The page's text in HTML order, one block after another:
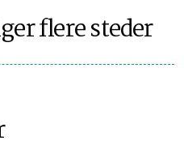
flere steder